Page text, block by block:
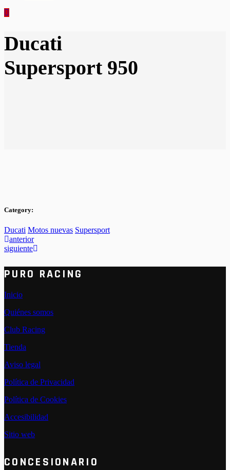
Ducati
Supersport 950
Category:
Ducati Motos nuevas Supersport
anterior
siguiente
PURO RACING
Inicio
Quiénes somos
Club Racing
Tienda
Aviso legal
Política de Privacidad
Política de Cookies
Accesibilidad
Sitio web
CONCESIONARIO